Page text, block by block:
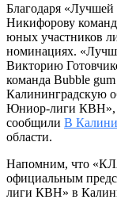
Благодаря
Никифорову
юных участников
номинациях.
Викторию
команда Bubble
Калининградскую
Юниор-лиги КВН»,
сообщили В
области.
Напомним, что
официальным
лиги КВН» в